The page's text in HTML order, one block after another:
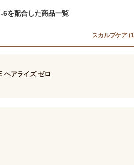
6を配合した商品一覧
スカルプケア
ヘアライズ ゼロ